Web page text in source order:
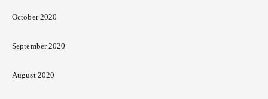
October 2020
September 2020
August 2020